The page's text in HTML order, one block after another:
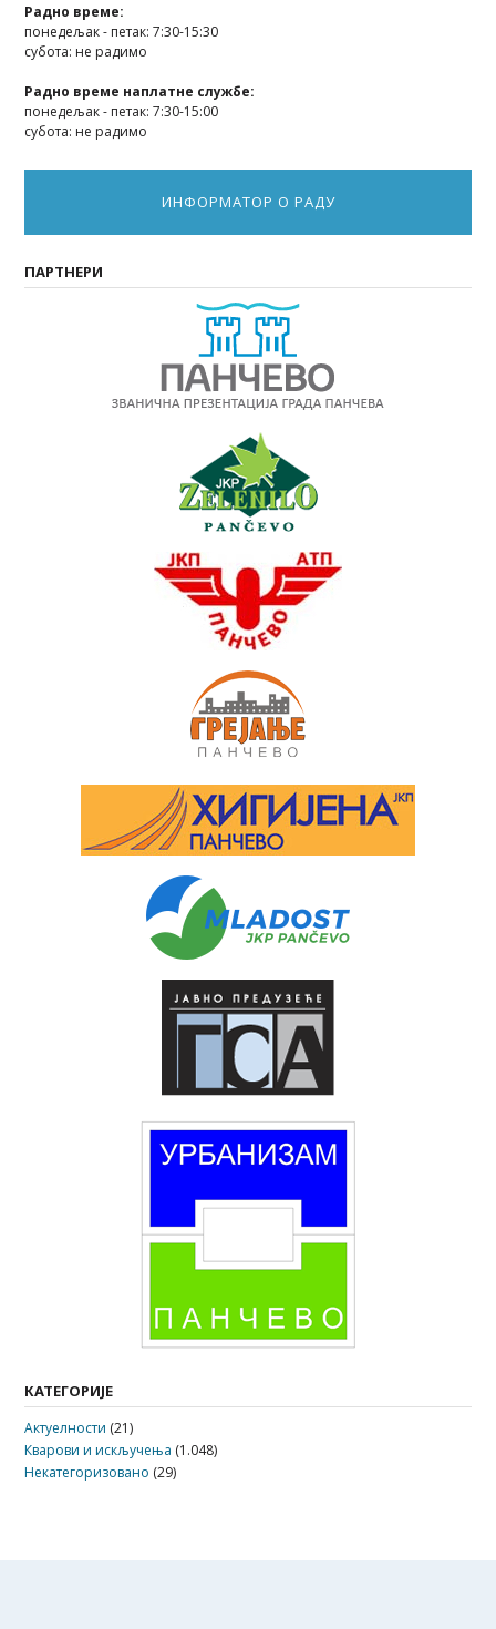
Радно време:
понедељак - петак: 7:30-15:30
субота: не радимо
Радно време наплатне службе:
понедељак - петак: 7:30-15:00
субота: не радимо
ИНФОРМАТОР О РАДУ
ПАРТНЕРИ
КАТЕГОРИЈЕ
Актуелности (21)
Кварови и искључења (1.048)
Некатегоризовано (29)